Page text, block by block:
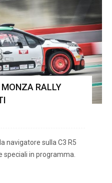
RALLY
navigatore sulla C3 R5
in programma.